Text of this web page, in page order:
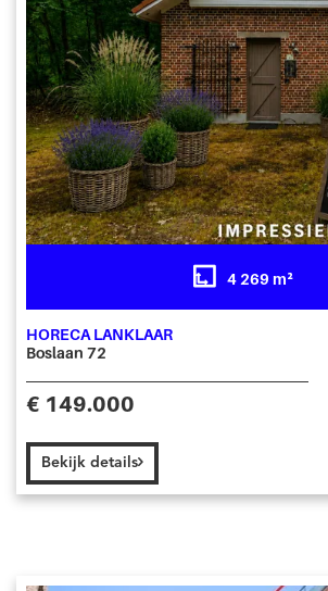
4 269 m²
HORECA LANKLAAR
Boslaan 72
€ 149.000
Bekijk details